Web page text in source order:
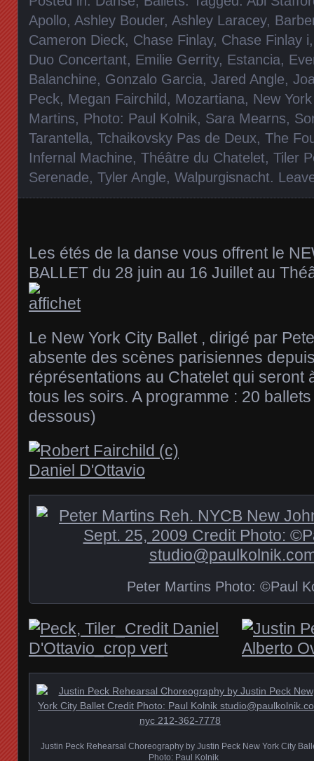
Apollo, Ashley Bouder, Ashley Laracey,
Cameron Dieck, Chase Finlay, Chase Finlay i
Duo Concertant, Emilie Gerrity, Estancia,
Balanchine, Gonzalo Garcia, Jared Angle,
Peck, Megan Fairchild , Mozartiana, New
Martins, Photo: Paul Kolnik, Sara Mearns,
Tarantella, Tchaikovsky Pas de Deux, The
Infernal Machine, Théâtre du Chatelet, Tiler
Serenade, Tyler Angle, Walpurgisnacht.
Les étés de la danse vous offrent le
BALLET du 28 juin au 16 Juillet au
Le New York City Ballet , dirigé par
absente des scènes parisiennes
réprésentations au Chatelet qui seront
tous les soirs. A programme : 20
dessous)
Peter Martins Photo: ©Paul
Justin Peck Rehearsal Choreography by Justin Peck New York City
Photo: Paul Kolnik